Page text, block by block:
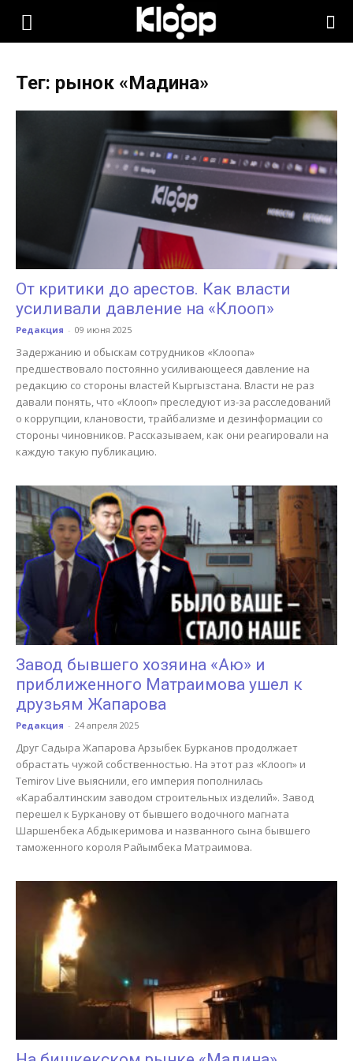
KLOOP.KG
Кыргызстана
Тег: рынок «Мадина»
От критики до арестов. Как власти
усиливали давление на «Клооп»
Редакция - 09 июня 2025
Задержанию и обыскам сотрудников «Клоопа»
предшествовало постоянно усиливающееся давление на
редакцию со стороны властей Кыргызстана. Власти не раз
давали понять, что «Клооп» преследуют из-за расследований
о коррупции, клановости, трайбализме и дезинформации со
стороны чиновников. Рассказываем, как они реагировали на
каждую такую публикацию.
Завод бывшего хозяина «Аю» и
приближенного Матраимова ушел к
друзьям Жапарова
Редакция - 24 апреля 2025
Друг Садыра Жапарова Арзыбек Бурканов продолжает
обрастать чужой собственностью. На этот раз «Клооп» и
Temirov Live выяснили, его империя пополнилась
«Карабалтинским заводом строительных изделий». Завод
перешел к Бурканову от бывшего водочного магната
Шаршенбека Абдыкеримова и названного сына бывшего
таможенного короля Райымбека Матраимова.